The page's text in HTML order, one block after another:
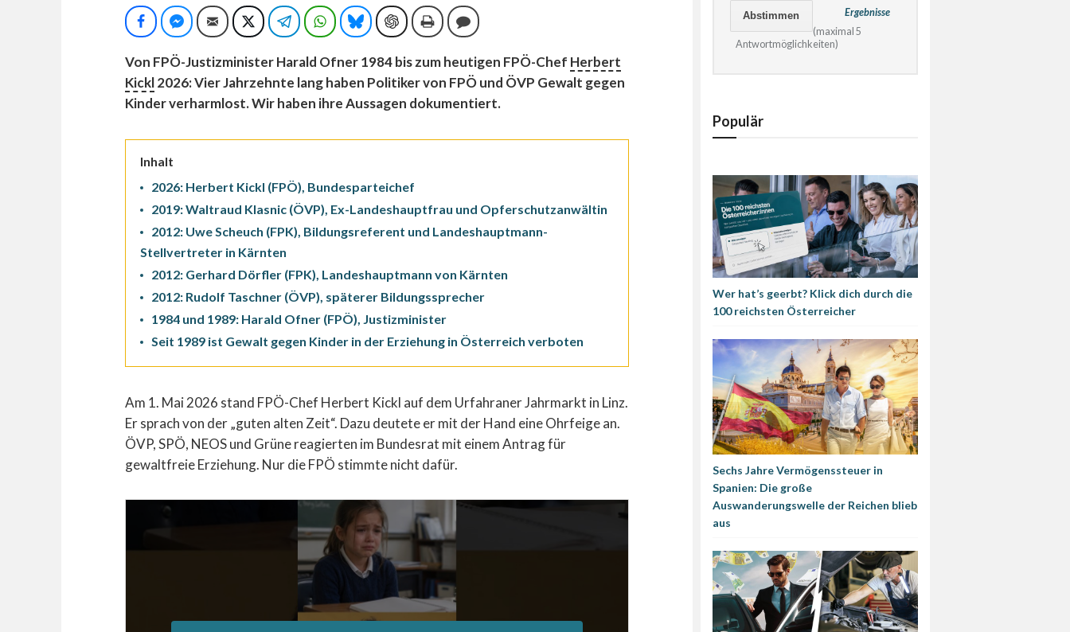
FacebookFacebook Messenger
E-Mail TwitterTelegramWhatsAppBlueskyChatGPTDruckenKommentieren
Von FPÖ-Justizminister Harald Ofner 1984 bis zum heutigen FPÖ-Chef Herbert
Kickl2026: Vier Jahrzehnte lang haben Politiker von FPÖ und ÖVP Gewalt gegen
Kinder verharmlost. Wir haben ihre Aussagen dokumentiert.
Inhalt
2026: Herbert Kickl (FPÖ), Bundesparteichef
2019: Waltraud Klasnic (ÖVP), Ex-Landeshauptfrau und Opferschutzanwältin
2012: Uwe Scheuch (FPK), Bildungsreferent und Landeshauptmann-
Stellvertreter in Kärnten
2012: Gerhard Dörfler (FPK), Landeshauptmann von Kärnten
2012: Rudolf Taschner (ÖVP), späterer Bildungssprecher
1984 und 1989: Harald Ofner (FPÖ), Justizminister
Seit 1989 ist Gewalt gegen Kinder in der Erziehung in Österreich verboten
Am 1. Mai 2026 stand FPÖ-Chef Herbert Kickl auf dem Urfahraner Jahrmarkt in Linz.
Er sprach von der „guten alten Zeit“. Dazu deutete er mit der Hand eine Ohrfeige an.
ÖVP, SPÖ, NEOS und Grüne reagierten im Bundesrat mit einem Antrag für
gewaltfreie Erziehung. Nur die FPÖ stimmte nicht dafür.
Ergebnisse
(maximal 5
Antwortmöglichkeiten)
Populär
Wer hat’s geerbt? Klick dich durch die
100 reichsten Österreicher
Sechs Jahre Vermögenssteuer in
Spanien: Die große
Auswanderungswelle der Reichen blieb
aus